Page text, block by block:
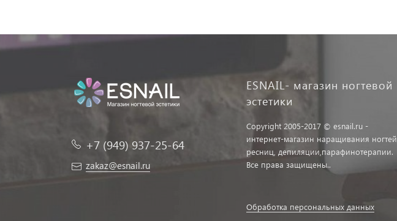
+7 (949) 937-25-64
zakaz@esnail.ru
ESNAIL- магазин ногтевой
эстетики
Copyright 2005-2017 © esnail.ru -
интернет-магазин наращивания ногтей,
ресниц, депиляции,парафинотерапии.
Все права защищены..
Обработка персональных данных